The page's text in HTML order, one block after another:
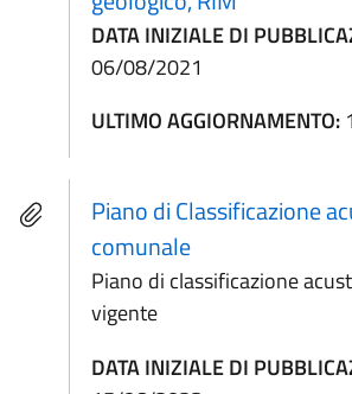
DATA INIZIALE DI
06/08/2021
ULTIMO AGGIORNAMENTO:
Piano di Classificazione
comunale
Piano di classificazione
vigente
DATA INIZIALE DI